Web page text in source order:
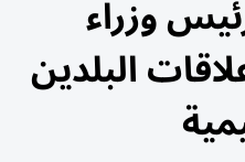
وزراء
البلدين